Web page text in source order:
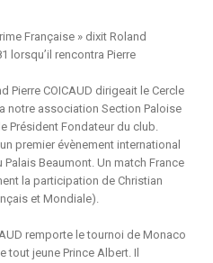
Française » dixit Roland
lorsqu’il rencontra Pierre
Pierre COICAUD dirigeait le Cercle
notre association Section Paloise
Président Fondateur du club.
premier évènement international
Beaumont. Un match France
la participation de Christian
et Mondiale).
remporte le tournoi de Monaco
tout jeune Prince Albert. Il